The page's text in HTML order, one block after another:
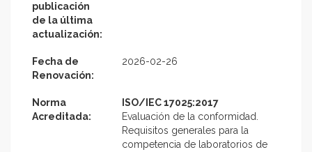
publicación
de la última
actualización:
Fecha de
Renovación:
2026-02-26
Norma
Acreditada:
ISO/IEC 17025:2017
Evaluación de la conformidad.
Requisitos generales para la
competencia de laboratorios de